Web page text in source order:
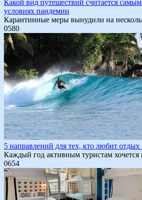
Какой вид путешествий считается
условиях пандемии
Карантинные меры вынудили на
0580
5 направлений для тех, кто любит отдых
Каждый год активным туристам хочется
0654